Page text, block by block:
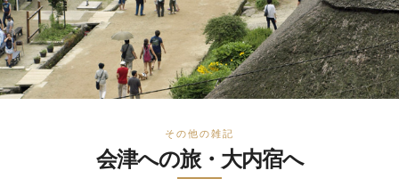
その他の雑記
会津への旅・大内宿へ